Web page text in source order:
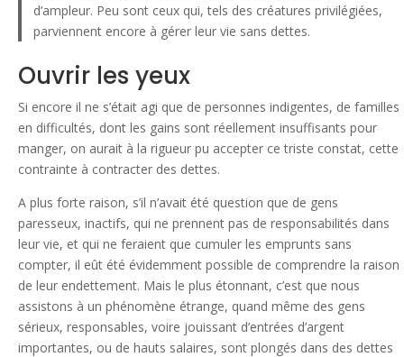
d’ampleur. Peu sont ceux qui, tels des créatures privilégiées,
parviennent encore à gérer leur vie sans dettes.
Ouvrir les yeux
Si encore il ne s’était agi que de personnes indigentes, de familles
en difficultés, dont les gains sont réellement insuffisants pour
manger, on aurait à la rigueur pu accepter ce triste constat, cette
contrainte à contracter des dettes.
A plus forte raison, s’il n’avait été question que de gens
paresseux, inactifs, qui ne prennent pas de responsabilités dans
leur vie, et qui ne feraient que cumuler les emprunts sans
compter, il eût été évidemment possible de comprendre la raison
de leur endettement. Mais le plus étonnant, c’est que nous
assistons à un phénomène étrange, quand même des gens
sérieux, responsables, voire jouissant d’entrées d’argent
importantes, ou de hauts salaires, sont plongés dans des dettes